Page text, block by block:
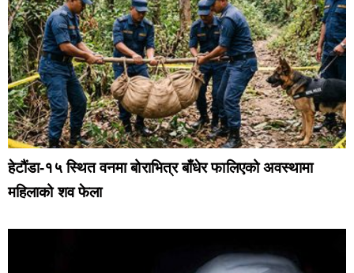
हेटौंडा-१५ स्थित वनमा बोराभित्र बाँधेर फालिएको अवस्थामा
महिलाको शव फेला